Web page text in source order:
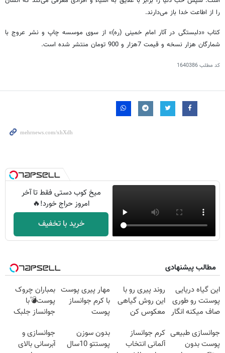
را از اطاعت خدا باز می‌دارند.
کتاب «دلبستگی در آثار امام خمینی (ره)» از سوی موسسه چاپ و نشر عروج با
شمارگان هزار نسخه و قیمت 7هزار و 900 تومان منتشر شده است.
کد مطلب1640386
میخ کوب دستی فقط تا آخر
امروز حراج خورد!🔥
خرید با تخفیف
مطالب پیشنهادی
این گیاه دریایی
پوستت رو طوری
صاف میکنه انگار
شدی🔥
روند پیری رو با
این روش گیاهی
معکوس کن
مهار پیری پوست
با کرم جوانساز
پوست
ویژه تا امشب)
بمباران چروک
پوست💣با
جوانساز جلبک
تاامشب)
جوانسازی طبیعی
پوست بدون
کرم جوانساز
آلمانی انتخاب
بدون سوزن
پوستتو 10سال
جوانسازی و
آبرسانی بالای